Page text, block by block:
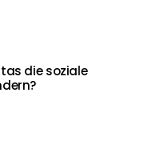
die soziale